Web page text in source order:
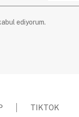
ediyorum.
TIKTOK